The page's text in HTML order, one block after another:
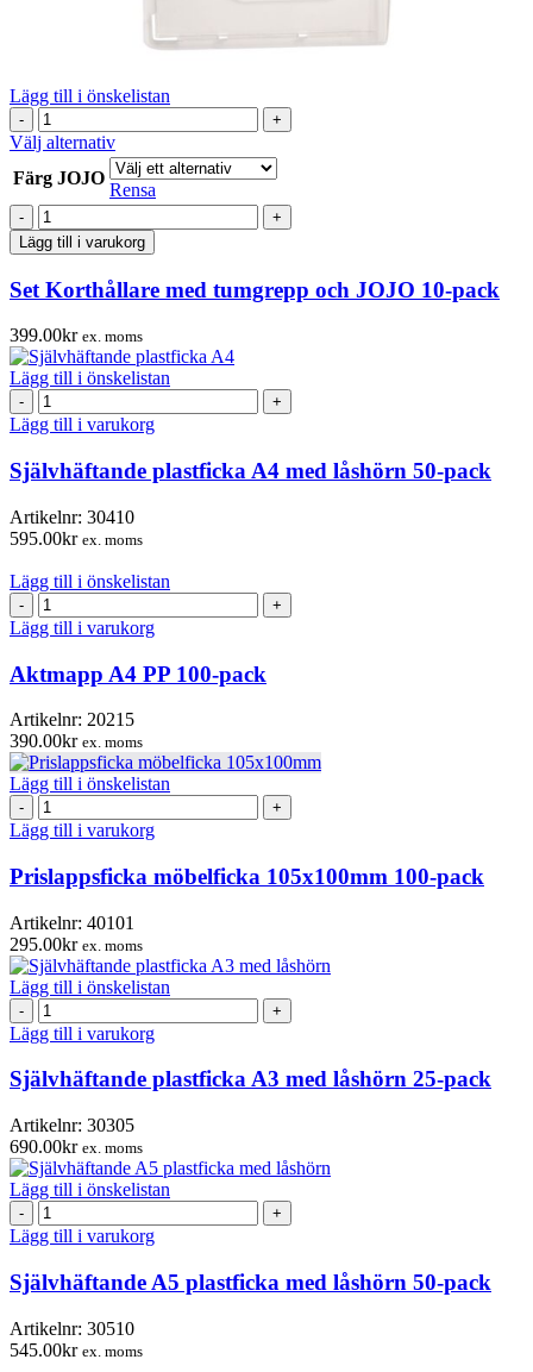
Lägg till i önskelistan
Set
Korthållare
med
tumgrepp
och
JOJO
10-
mängd
Välj alternativDen
här
produkten
har
flera
varianter.
olika
kan
väljas
på
Färg JOJO
Rensa
Set
Korthållare
med
tumgrepp
och
10-
pack
mängd
Lägg till i varukorg
Set Korthållare med tumgrepp och JOJO 10-pack
399.00kr ex. moms
Lägg till i önskelistan
Självhäftande
plastficka
A4
med
låshörn
pack
mängd
Lägg till i varukorg
Självhäftande plastficka A4 med låshörn 50-pack
Artikelnr: 30410
595.00kr ex. moms
Lägg till i önskelistan
Aktmapp
A4
PP
100-
pack
mängd
Lägg till i varukorg
Aktmapp A4 PP 100-pack
Artikelnr: 20215
390.00kr ex. moms
Lägg till i önskelistan
Prislappsficka
möbelficka
105x100mm
100-
pack
Lägg till i varukorg
Prislappsficka möbelficka 105x100mm 100-pack
Artikelnr: 40101
295.00kr ex. moms
Lägg till i önskelistan
Självhäftande
plastficka
A3
med
låshörn
25-
pack
mängd
Lägg till i varukorg
Självhäftande plastficka A3 med låshörn 25-pack
Artikelnr: 30305
690.00kr ex. moms
Lägg till i önskelistan
Självhäftande
A5
plastficka
med
låshörn
pack
mängd
Lägg till i varukorg
Självhäftande A5 plastficka med låshörn 50-pack
Artikelnr: 30510
545.00kr ex. moms